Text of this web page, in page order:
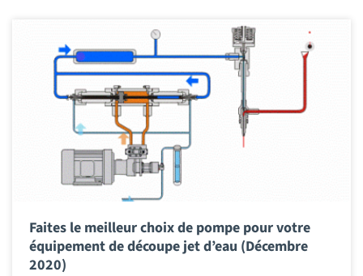
Faites le meilleur choix de pompe pour votre
équipement de découpe jet d’eau (Décembre
2020)